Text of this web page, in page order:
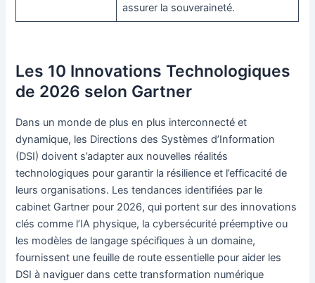
assurer la souveraineté.
Les 10 Innovations Technologiques
de 2026 selon Gartner
Dans un monde de plus en plus interconnecté et
dynamique, les Directions des Systèmes d’Information
(DSI) doivent s’adapter aux nouvelles réalités
technologiques pour garantir la résilience et l’efficacité de
leurs organisations. Les tendances identifiées par le
cabinet Gartner pour 2026, qui portent sur des innovations
clés comme l’IA physique, la cybersécurité préemptive ou
les modèles de langage spécifiques à un domaine,
fournissent une feuille de route essentielle pour aider les
DSI à naviguer dans cette transformation numérique